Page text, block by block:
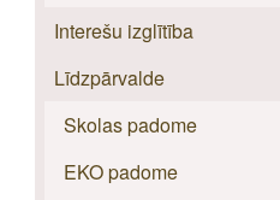
Interešu izglītība
Līdzpārvalde
Skolas padome
EKO padome